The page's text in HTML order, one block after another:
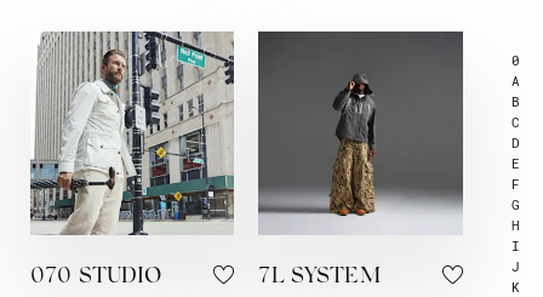
0
A
B
C
D
E
F
G
H
I
J
K
070 STUDIO 7L SYSTEM